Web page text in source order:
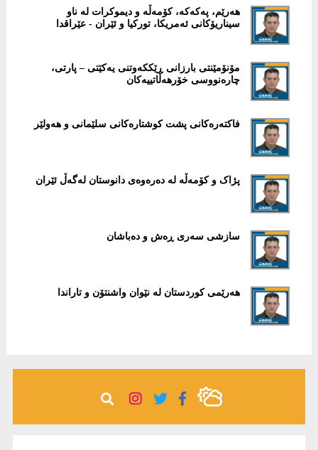
هەرێم، پەكەكە، كۆمەڵە و ديموكرات لە ناو
سيناريۆكانى ئەمريكا، توركيا و ئێران - عێراقدا
مۆنۆمێنتی بارزانی ڕێككەوتنی یەكێتی – پارتی،
چارەنووسی خۆرهەڵاتییەكان
فاكتەرەكانى پشت كوشتارەكانى سلێمانى و هەولێر
پژاک و کۆمەڵە لە دەرەوەى دانوستان لەگەڵ ئێران
سازشی سەرى ڕەش و دەباشان
ھەرێمی کوردستان لە نێوان واشنتۆن و تاراندا